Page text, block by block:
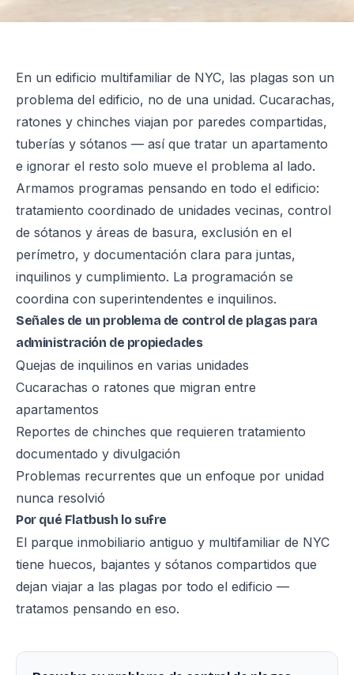
En un edificio multifamiliar de NYC, las plagas son un
problema del edificio, no de una unidad. Cucarachas,
ratones y chinches viajan por paredes compartidas,
tuberías y sótanos — así que tratar un apartamento
e ignorar el resto solo mueve el problema al lado.
Armamos programas pensando en todo el edificio:
tratamiento coordinado de unidades vecinas, control
de sótanos y áreas de basura, exclusión en el
perímetro, y documentación clara para juntas,
inquilinos y cumplimiento. La programación se
coordina con superintendentes e inquilinos.
Señales de un problema de control de plagas para
administración de propiedades
Quejas de inquilinos en varias unidades
Cucarachas o ratones que migran entre
apartamentos
Reportes de chinches que requieren tratamiento
documentado y divulgación
Problemas recurrentes que un enfoque por unidad
nunca resolvió
Por qué Flatbush lo sufre
El parque inmobiliario antiguo y multifamiliar de NYC
tiene huecos, bajantes y sótanos compartidos que
dejan viajar a las plagas por todo el edificio —
tratamos pensando en eso.